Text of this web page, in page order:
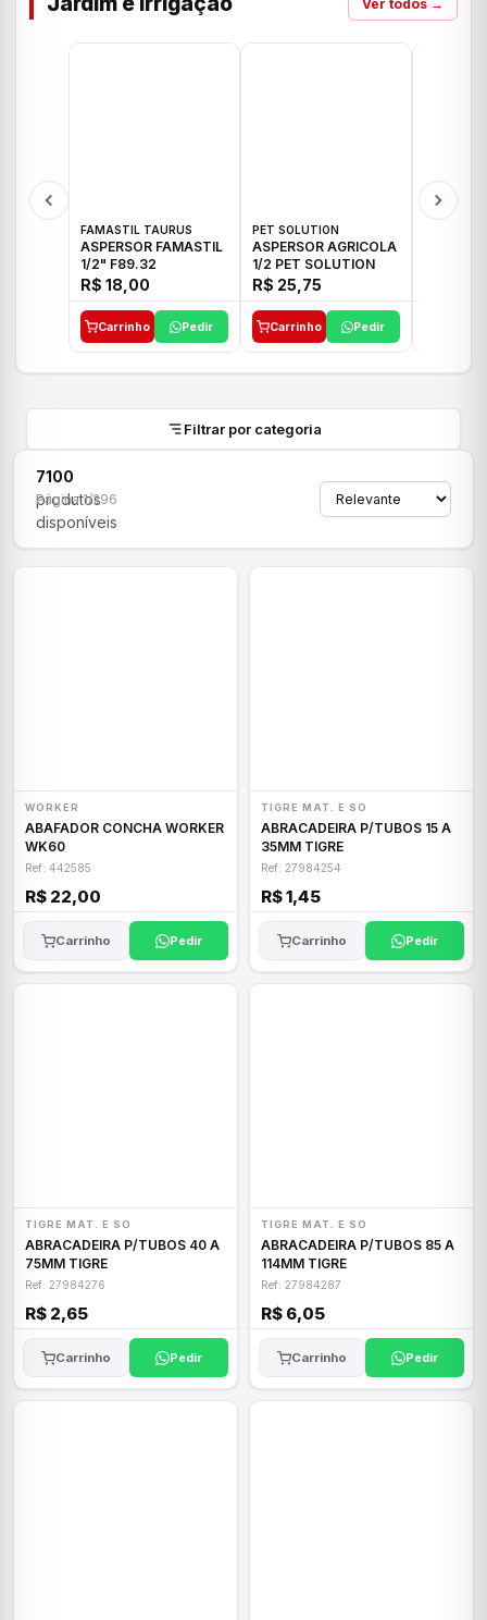
Ver todos →
FAMASTIL TAURUS
ASPERSOR FAMASTIL
1/2" F89.32
R$ 18,00
Carrinho Pedir
PET SOLUTION
ASPERSOR AGRICOLA
1/2 PET SOLUTION
R$ 25,75
Carrinho Pedir
Filtrar por categoria
7100
produtos
disponíveis
Página 1/296
WORKER
ABAFADOR CONCHA WORKER
WK60
Ref: 442585
R$ 22,00
Carrinho Pedir
TIGRE MAT. E SO
ABRACADEIRA P/TUBOS 15 A
35MM TIGRE
Ref: 27984254
R$ 1,45
Carrinho Pedir
TIGRE MAT. E SO
ABRACADEIRA P/TUBOS 40 A
75MM TIGRE
Ref: 27984276
R$ 2,65
Carrinho Pedir
TIGRE MAT. E SO
ABRACADEIRA P/TUBOS 85 A
114MM TIGRE
Ref: 27984287
R$ 6,05
Carrinho Pedir